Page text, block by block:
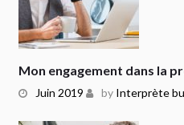
Juin 2019 by Interprète
Mon engagement dans la